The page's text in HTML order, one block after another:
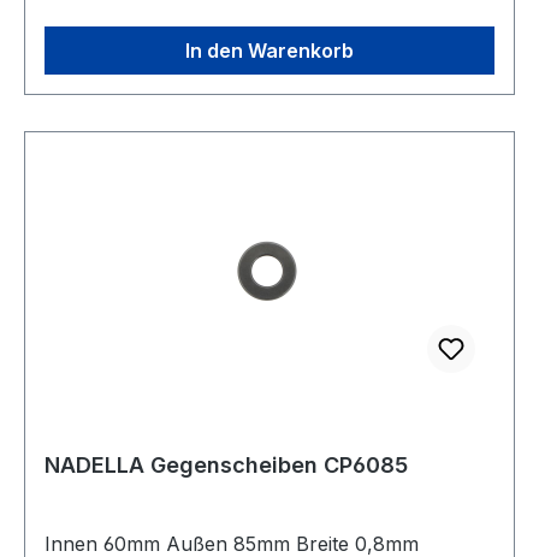
In den Warenkorb
NADELLA Gegenscheiben CP6085
Innen 60mm Außen 85mm Breite 0,8mm